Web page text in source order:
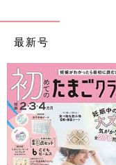
最新号